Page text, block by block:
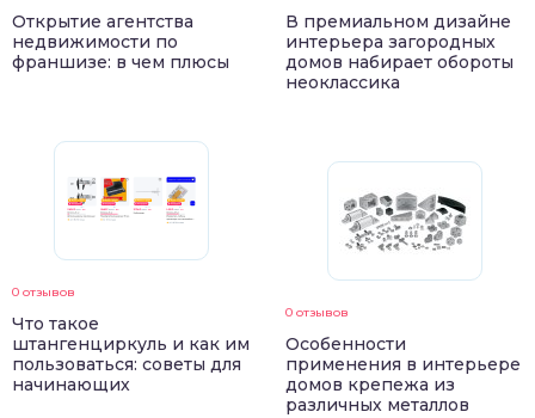
Открытие агентства
недвижимости по
франшизе: в чем плюсы
0 отзывов
Что такое
штангенциркуль и как им
пользоваться: советы для
начинающих
В премиальном дизайне
интерьера загородных
домов набирает обороты
неоклассика
0 отзывов
Особенности
применения в интерьере
домов крепежа из
различных металлов